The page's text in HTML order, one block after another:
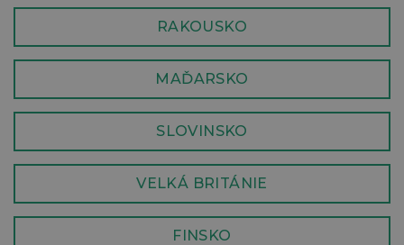
RAKOUSKO
MAĎARSKO
SLOVINSKO
VELKÁ BRITÁNIE
FINSKO